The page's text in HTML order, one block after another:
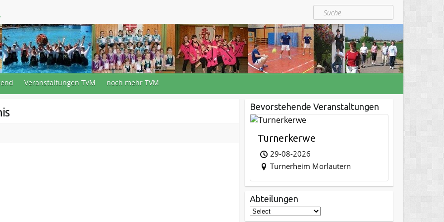
Suche
Veranstaltungen TVM noch mehr TVM
Bevorstehende Veranstaltungen
Turnerkerwe
29-08-2026
Turnerheim Morlautern
Abteilungen